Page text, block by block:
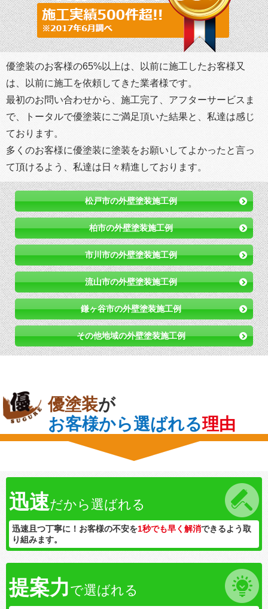
優塗装のお客様の65%以上は、以前に施工したお客様又
は、以前に施工を依頼してきた業者様です。
最初のお問い合わせから、施工完了、アフターサービスま
で、トータルで優塗装にご満足頂いた結果と、私達は感じ
ております。
多くのお客様に優塗装に塗装をお願いしてよかったと言っ
て頂けるよう、私達は日々精進しております。
松戸市の外壁塗装施工例
柏市の外壁塗装施工例
市川市の外壁塗装施工例
流山市の外壁塗装施工例
鎌ヶ谷市の外壁塗装施工例
その他地域の外壁塗装施工例
優塗装が
お客様から選ばれる理由
迅速だから選ばれる
迅速且つ丁寧に！お客様の不安を1秒でも早く解消できるよう取
り組みます。
提案力で選ばれる